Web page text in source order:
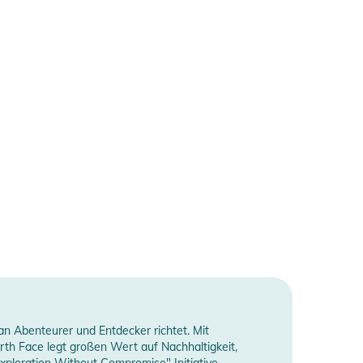
Abenteurer und Entdecker richtet. Mit
Face legt großen Wert auf Nachhaltigkeit,